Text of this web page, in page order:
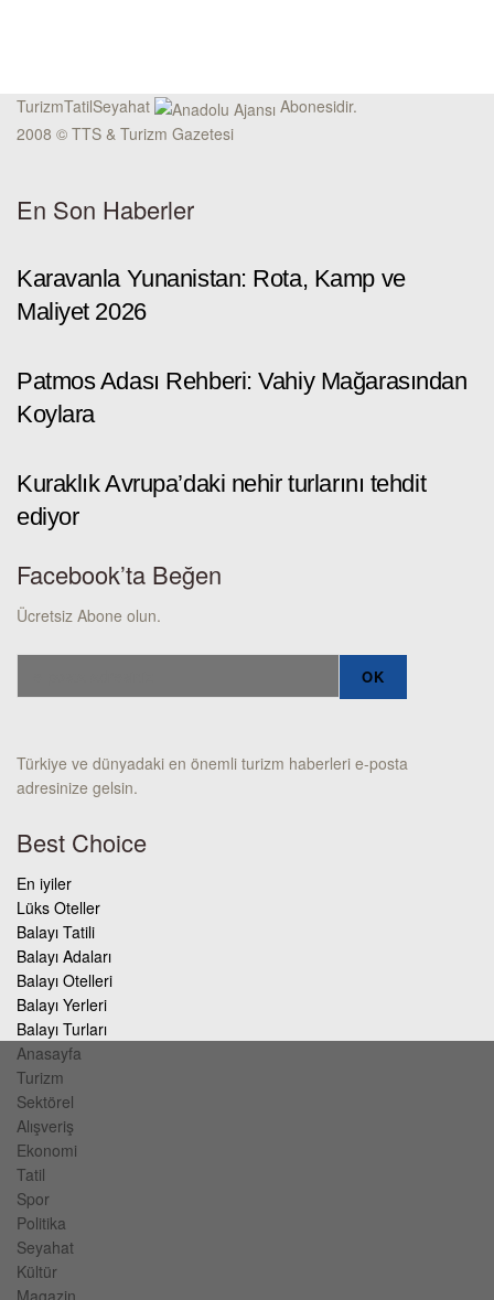
TurizmTatilSeyahat
Abonesidir.
2008 © TTS & Turizm Gazetesi
En Son Haberler
Karavanla Yunanistan: Rota, Kamp ve
Maliyet 2026
Patmos Adası Rehberi: Vahiy Mağarasından
Koylara
Kuraklık Avrupa’daki nehir turlarını tehdit
ediyor
Facebook’ta Beğen
Ücretsiz Abone olun.
Türkiye ve dünyadaki en önemli turizm haberleri e-posta
adresinize gelsin.
Best Choice
En iyiler
Lüks Oteller
Balayı Tatili
Balayı Adaları
Balayı Otelleri
Balayı Yerleri
Balayı Turları
Anasayfa
Turizm
Sektörel
Alışveriş
Ekonomi
Tatil
Spor
Politika
Seyahat
Kültür